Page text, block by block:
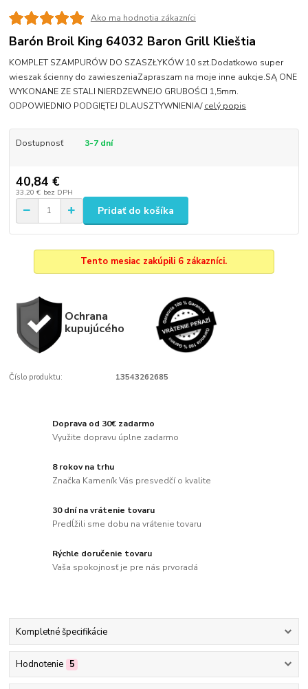
Ako ma hodnotia zákazníci
Barón Broil King 64032 Baron Grill Klieštia
KOMPLET SZAMPURÓW DO SZASZŁYKÓW 10 szt.Dodatkowo super
wieszak ścienny do zawieszeniaZapraszam na moje inne aukcje.SĄ ONE
WYKONANE ZE STALI NIERDZEWNEJO GRUBOŚCI 1,5mm.
ODPOWIEDNIO PODGIĘTEJ DLAUSZTYWNIENIA/celý popis
Dostupnosť 3-7 dní
40,84 €
33,20 € bez DPH
Pridať do košíka
Tento mesiac zakúpili 6 zákazníci.
Ochrana
kupujúcého
Číslo produktu: 13543262685
Doprava od 30€ zadarmo
Využite dopravu úplne zadarmo
8 rokov na trhu
Značka Kameník Vás presvedčí o kvalite
30 dní na vrátenie tovaru
Predĺžili sme dobu na vrátenie tovaru
Rýchle doručenie tovaru
Vaša spokojnosť je pre nás prvoradá
Kompletné špecifikácie
Hodnotenie 5